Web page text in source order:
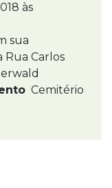
às
sua
Rua Carlos
Cemitério